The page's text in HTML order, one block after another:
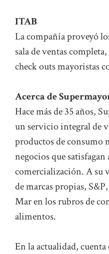
ITAB
La compañía proveyó
sala de ventas
check outs mayoristas
Acerca de
Hace más de 35 años,
un servicio integral de
productos de consumo
negocios que satisfagan
comercialización. A su
de marcas propias,
Mar en los rubros de
alimentos.
En la actualidad,